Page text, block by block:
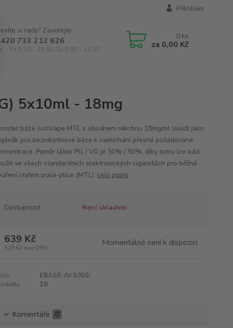
Přihlášení
si rady? Zavolejte.
733 212 626
- Pá 9:00 - 19:00 So 9:00 - 14:00
0 ks
za 0,00 Kč
5x10ml - 18mg
báze JustVape MTL s obsahem nikotinu 18mg/ml slouží jako
pro beznikotinové báze k namíchání přesné požadované
Poměr látek PG / VG je 50% / 50%, díky tomu lze bázi
ve všech standardních elektronických cigaretách pro běžné
stylem pusa-plíce (MTL). celý popis
Dostupnost Není skladem
639 Kč
528 Kč bez DPH Momentálně není k dispozici
EBASE-JV-5050-
18
Komentáře 0